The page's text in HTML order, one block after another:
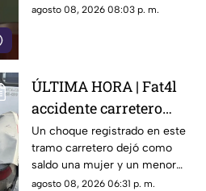
Chihuahua, quien habló sobre
para la libertad de expresión
agosto 08, 2026 08:03 p. m.
ÚLTIMA HORA | Fat4l
accidente carretero
deja una mujer y un
niño mu3rtos en San
Juan del Río
Un choque registrado en este
tramo carretero dejó como
saldo una mujer y un menor
sin vida, además de una
agosto 08, 2026 06:31 p. m.